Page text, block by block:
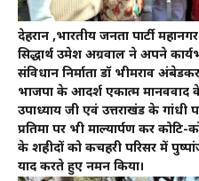
देहरादून ,भारतीय जनता पार्टी
सिद्धार्थ उमेश अग्रवाल ने अपने
संविधान निर्माता डॉ भीमराव
भाजपा के आदर्श एकात्म मानववाद के
उपाध्याय जी एवं उत्तराखंड के गांधी
प्रतिमा पर भी माल्यार्पण कर
के शहीदों को कचहरी परिसर में
याद करते हुए नमन किया।